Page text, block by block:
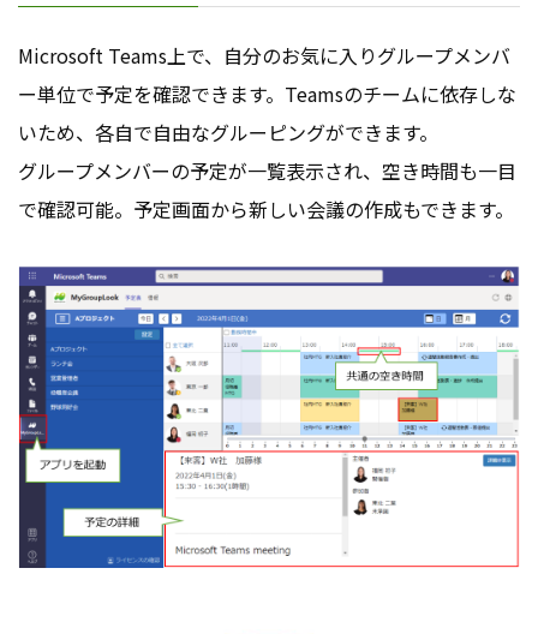
Microsoft Teams上で、自分のお気に入りグループメンバ
ー単位で予定を確認できます。Teamsのチームに依存しな
いため、各自で自由なグルーピングができます。
グループメンバーの予定が一覧表示され、空き時間も一目
で確認可能。予定画面から新しい会議の作成もできます。